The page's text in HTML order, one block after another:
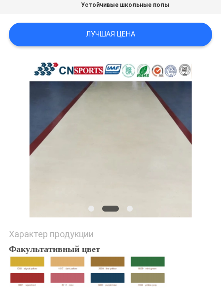
Устойчивые школьные полы
ЛУЧШАЯ ЦЕНА
Характер продукции
Факультативный цвет